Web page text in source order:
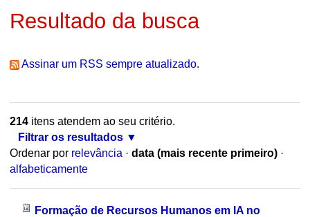
Resultado da busca
Assinar um RSS sempre atualizado.
214itens atendem ao seu critério.
Filtrar os resultados
Ordenar por relevância · data (mais recente primeiro) ·
alfabeticamente
Formação de Recursos Humanos em IA no